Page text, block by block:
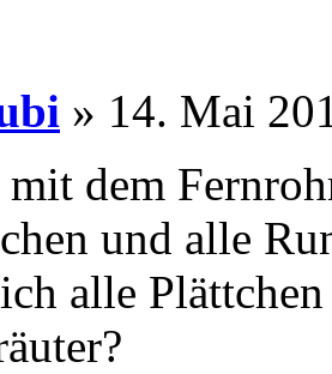
» 14. Mai
dem
und alle
alle